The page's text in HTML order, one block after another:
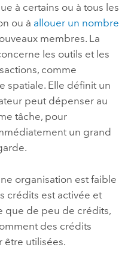
à certains ou à tous les
ou à allouer un nombre
membres. La
les outils et les
comme
spatiale. Elle définit un
peut dépenser au
tâche, pour
un grand
organisation est faible
crédits est activée et
que de peu de crédits,
des crédits
être utilisées.